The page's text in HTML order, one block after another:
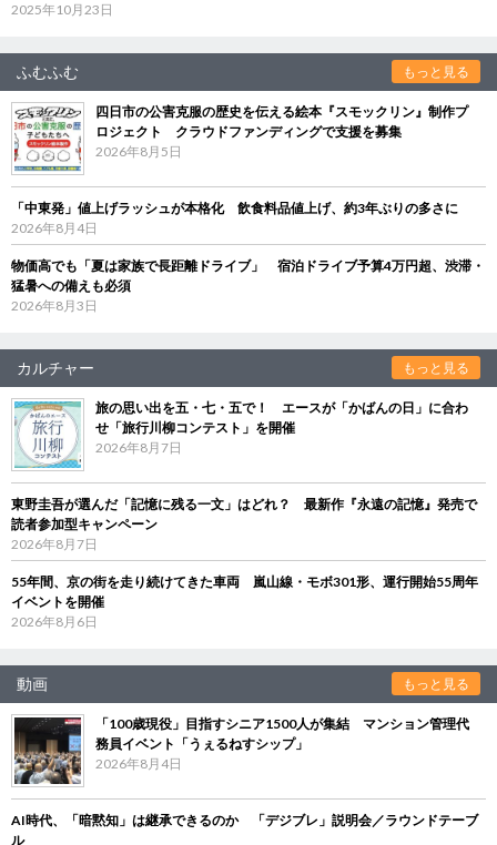
2025年10月23日
ふむふむ もっと見る
四日市の公害克服の歴史を伝える絵本『スモックリン』制作プ
ロジェクト クラウドファンディングで支援を募集
2026年8月5日
「中東発」値上げラッシュが本格化 飲食料品値上げ、約3年ぶりの多さに
2026年8月4日
物価高でも「夏は家族で長距離ドライブ」 宿泊ドライブ予算4万円超、渋滞・
猛暑への備えも必須
2026年8月3日
カルチャー もっと見る
旅の思い出を五・七・五で！ エースが「かばんの日」に合わ
せ「旅行川柳コンテスト」を開催
2026年8月7日
東野圭吾が選んだ「記憶に残る一文」はどれ？ 最新作『永遠の記憶』発売で
読者参加型キャンペーン
2026年8月7日
55年間、京の街を走り続けてきた車両 嵐山線・モボ301形、運行開始55周年
イベントを開催
2026年8月6日
動画 もっと見る
「100歳現役」目指すシニア1500人が集結 マンション管理代
務員イベント「うぇるねすシップ」
2026年8月4日
AI時代、「暗黙知」は継承できるのか 「デジブレ」説明会／ラウンドテーブ
ル